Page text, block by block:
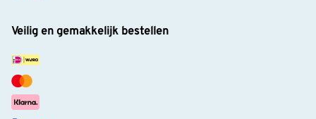
Veilig en gemakkelijk bestellen